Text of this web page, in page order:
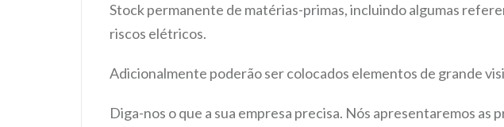
Stock permanente de matérias-primas, incluindo algumas
riscos elétricos.
Adicionalmente poderão ser colocados elementos de grande
Diga-nos o que a sua empresa precisa. Nós apresentaremos as